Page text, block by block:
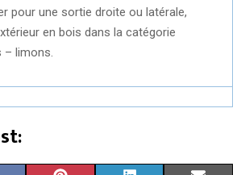
pour une sortie droite ou latérale,
en bois dans la catégorie
limons.